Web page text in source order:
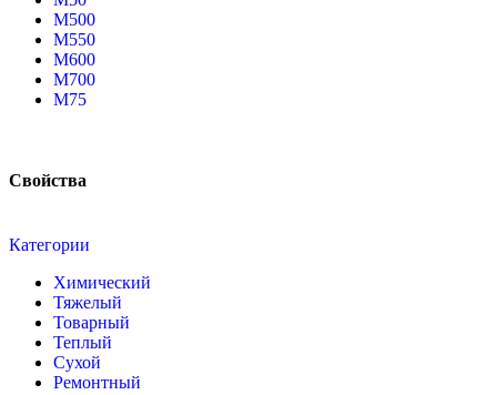
М500
М550
М600
М700
М75
Свойства
Категории
Химический
Тяжелый
Товарный
Теплый
Сухой
Ремонтный